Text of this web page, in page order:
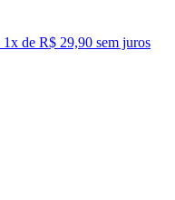
1x de R$ 29,90 sem juros